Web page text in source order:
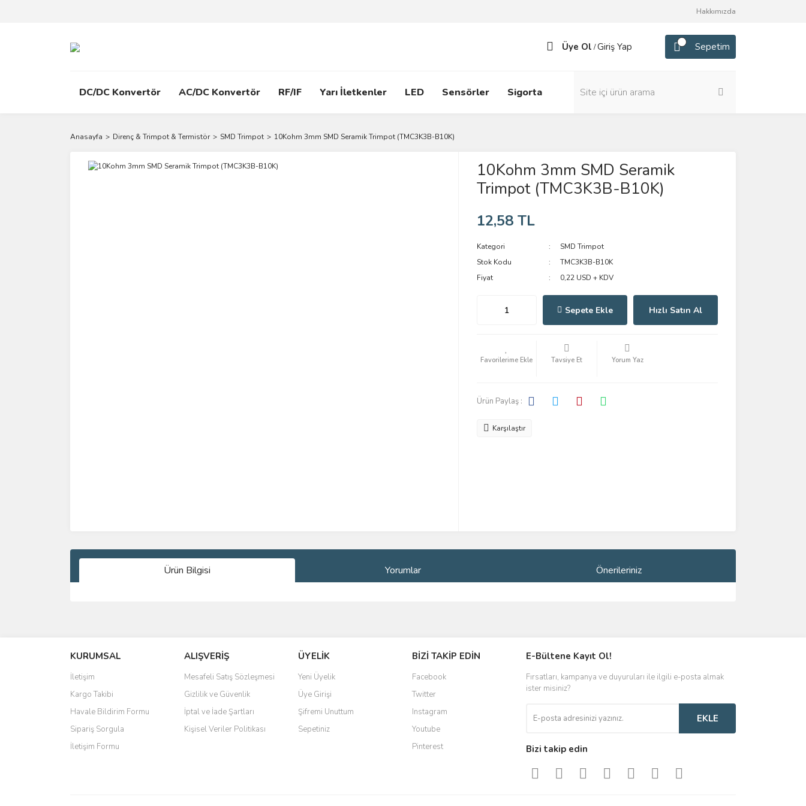
Hakkımızda
Üye Ol /Giriş Yap Sepetim
DC/DC Konvertör AC/DC Konvertör RF/IF Yarı İletkenler LED Sensörler Sigorta
Anasayfa Direnç & Trimpot & Termistör SMD Trimpot 10Kohm 3mm SMD Seramik Trimpot (TMC3K3B-B10K)
10Kohm 3mm SMD Seramik
Trimpot (TMC3K3B-B10K)
12,58 TL
Kategori
SMD Trimpot
Stok Kodu
TMC3K3B-B10K
Fiyat
0,22 USD + KDV
Sepete Ekle Hızlı Satın Al
Tavsiye Et Yorum Yaz
Ürün Paylaş :
Karşılaştır
Ürün Bilgisi Yorumlar Önerileriniz
Ürün resmi kalitesiz, bozuk veya görüntülenemiyor.
Ürün açıklamasında eksik bilgiler bulunuyor.
Ürün bilgilerinde hatalar bulunuyor.
Ürün fiyatı diğer sitelerden daha pahalı.
Bu ürüne benzer farklı alternatifler olmalı.
KURUMSAL
İletişim
Kargo Takibi
Havale Bildirim Formu
Sipariş Sorgula
İletişim Formu
ALIŞVERİŞ
Mesafeli Satış Sözleşmesi
Gizlilik ve Güvenlik
İptal ve İade Şartları
Kişisel Veriler Politikası
ÜYELİK
Yeni Üyelik
Üye Girişi
Şifremi Unuttum
Sepetiniz
BİZİ TAKİP EDİN
Facebook
Twitter
Instagram
Youtube
Pinterest
E-Bültene Kayıt Ol!
Fırsatları, kampanya ve duyuruları ile ilgili e-posta almak
ister misiniz?
EKLE
Bizi takip edin